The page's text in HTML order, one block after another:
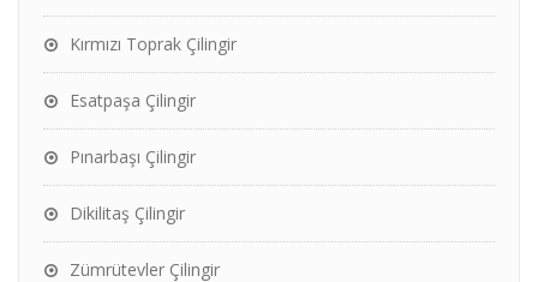
Kırmızı Toprak Çilingir
Esatpaşa Çilingir
Pınarbaşı Çilingir
Dikilitaş Çilingir
Zümrütevler Çilingir